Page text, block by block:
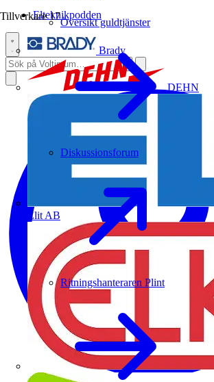
Tillverkare 17
Brady
DEHN
Elit AB
Översikt guldtjänster
Diskussionsforum
Ritningshanteraren Plint
Elteknikpodden